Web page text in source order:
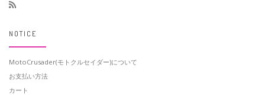
NOTICE
MotoCrusader(モトクルセイダー)について
お支払い方法
カート